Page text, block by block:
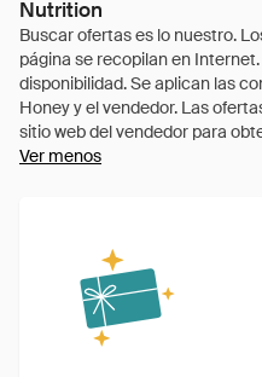
Nutrition
Ver menos